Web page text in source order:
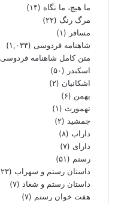
ما هیچ، ما نگاه (۱۴)
مرگ رنگ (۲۲)
مسافر (۱)
شاهنامه فردوسی (۱,۰۳۴)
متن کامل شاهنامه فردوسی
اسکندر (۵۰)
اشکانیان (۲)
بهمن (۶)
تهمورث (۱)
جمشید (۲)
داراب (۸)
دارای (۷)
رستم (۵۱)
داستان رستم و سهراب (۲۳)
داستان رستم و شغاد (۷)
هفت خوان رستم‏ (۷)